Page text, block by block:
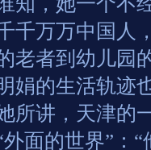
千万万中国人
老者到幼儿园
娟的生活轨迹
所讲，天津的
外面的世界”：